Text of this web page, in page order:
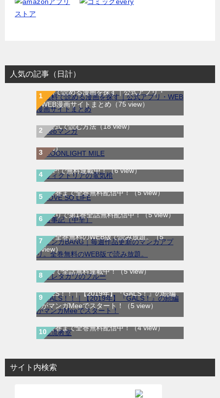
人気の記事（日計）
無料で読める漫画を探す｜公式アプリ・
WEB漫画サイトまとめ （75 view）
WEB漫画サイト一覧｜ブラウザで無料漫画
を公式で読む方法（18 view）
MOONLIGHT MILE｜最新刊第23巻！マンガ
ワンで最新刊まで全巻無料配信中！（13
view）
ヴィクトリアの電気棺｜最新刊第2巻！マン
ガUP!で無料連載中！（6 view）
LOVE SO LIFE｜全17巻完結！マンガParkで
最終巻まで全巻無料配信中！（5 view）
古事記（中辛）｜最新刊第2巻！サンデーう
ぇぶりで第1巻全話無料配信中！（5 view）
マンガBANG｜毎週作品更新のマンガアプ
リ。全巻無料のWEB版で読み放題。（5
view）
サレタガワのブルー｜最新刊第5巻！妻の不
倫から始まる物語の結末やいかに！マンガ
Meeで全話無料連載中！（5 view）
GALS！！｜【2019年】『GALS！』の続編
がマンガMeeでスタート！
（5 view）
漂流教室｜全6巻完結！サンデーうぇぶりで
最終巻まで全巻無料配信中！（4 view）
サイト内検索